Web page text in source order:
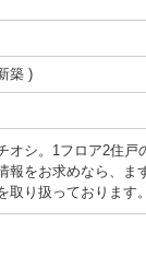
築 )
シ。1フロア2住戸
報をお求めなら、ま
り扱っております。